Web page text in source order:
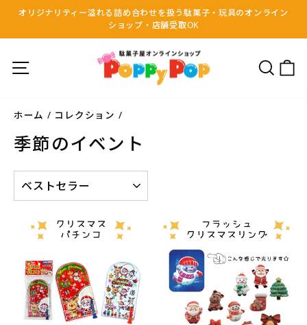
テ
前
ス
ラ
オリジナリティー溢れる詰め合わせを扱う駄菓子・玩具のオンライン
ショップ・店舗受取OK
サイトナビゲーション 検索
ホーム / コレクション /
季節のイベント
べ
替